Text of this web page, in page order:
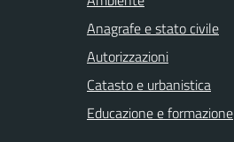
Anagrafe e stato civile
Autorizzazioni
Catasto e urbanistica
Educazione e formazione